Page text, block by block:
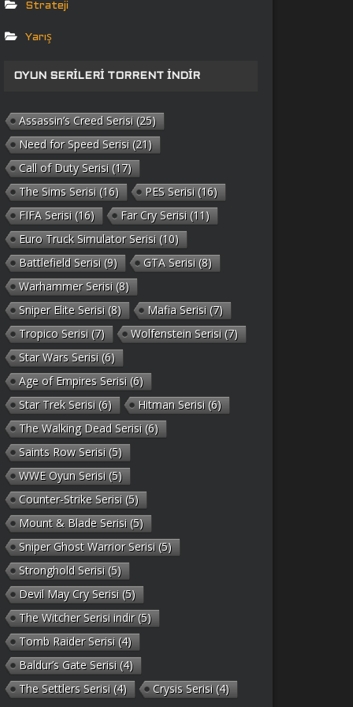
Strateji
Yarış
OYUN SERILERI TORRENT İNDIR
Assassin’s Creed Serisi (25)
Need for Speed Serisi (21)
Call of Duty Serisi (17)
The Sims Serisi (16) PES Serisi (16)
FIFA Serisi (16) Far Cry Serisi (11)
Euro Truck Simulator Serisi (10)
Battlefield Serisi (9) GTA Serisi (8)
Warhammer Serisi (8)
Sniper Elite Serisi (8) Mafia Serisi (7)
Tropico Serisi (7) Wolfenstein Serisi (7)
Star Wars Serisi (6)
Age of Empires Serisi (6)
Star Trek Serisi (6) Hitman Serisi (6)
The Walking Dead Serisi (6)
Saints Row Serisi (5)
WWE Oyun Serisi (5)
Counter-Strike Serisi (5)
Mount & Blade Serisi (5)
Sniper Ghost Warrior Serisi (5)
Stronghold Serisi (5)
Devil May Cry Serisi (5)
The Witcher Serisi indir(5)
Tomb Raider Serisi (4)
Baldur’s Gate Serisi (4)
The Settlers Serisi (4) Crysis Serisi (4)